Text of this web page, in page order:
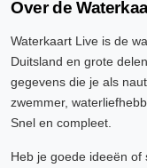
Over de
Waterkaart Live is de
Duitsland en grote
gegevens die je als
zwemmer,
Snel en compleet.
Heb je goede ideeën of